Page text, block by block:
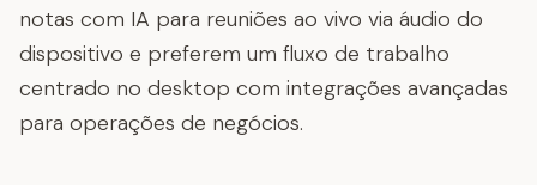
notas com IA para reuniões ao vivo via áudio do
dispositivo e preferem um fluxo de trabalho
centrado no desktop com integrações avançadas
para operações de negócios.